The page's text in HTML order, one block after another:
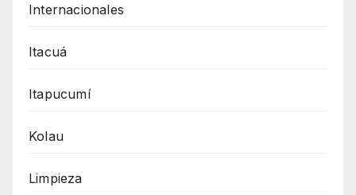
Internacionales
Itacuá
Itapucumí
Kolau
Limpieza